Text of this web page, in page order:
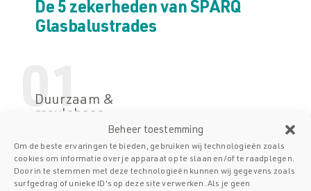
Beheer toestemming
Om de beste ervaringen te bieden, gebruiken wij technologieën zoals
cookies om informatie over je apparaat op te slaan en/of te raadplegen.
Door in te stemmen met deze technologieën kunnen wij gegevens zoals
surfgedrag of unieke ID's op deze site verwerken. Als je geen
De 5 zekerheden van SPARQ
Glasbalustrades
01
Duurzaam &
recylebaar
Cradle-to-cradle betekent dat onze balustrades
volledig recyclebaar zijn, waarbij afval van het
ene product de grondstof vormt voor het